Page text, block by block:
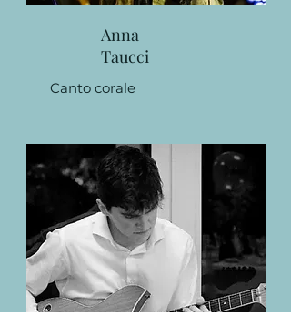
Anna
Taucci
Canto corale